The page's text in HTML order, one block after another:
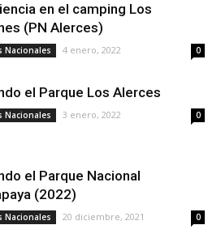
en el camping Los
(PN Alerces)
Nacionales 4 enero, 2022 0
el Parque Los Alerces
Nacionales 3 enero, 2022 0
el Parque Nacional
(2022)
Nacionales 20 diciembre, 2021 0